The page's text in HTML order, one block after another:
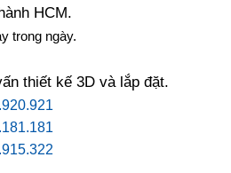
HCM.
trong ngày.
thiết kế 3D và lắp đặt.